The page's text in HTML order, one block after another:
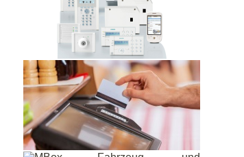
ZAHLUNGSSYSTEME